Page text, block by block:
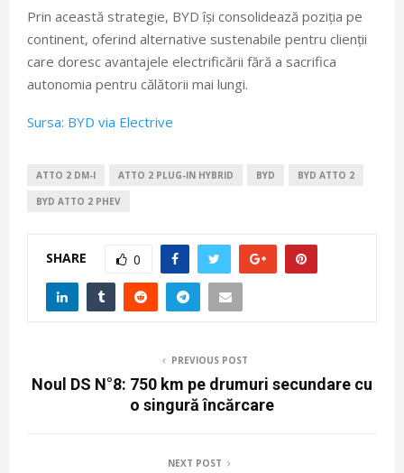
Prin această strategie, BYD își consolidează poziția pe
continent, oferind alternative sustenabile pentru clienții
care doresc avantajele electrificării fără a sacrifica
autonomia pentru călătorii mai lungi.
Sursa: BYD via Electrive
ATTO 2 DM-I ATTO 2 PLUG-IN HYBRID BYD BYD ATTO 2
BYD ATTO 2 PHEV
SHARE 0
PREVIOUS POST
Noul DS N°8: 750 km pe drumuri secundare cu
o singură încărcare
NEXT POST